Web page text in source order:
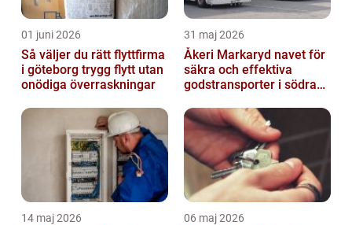
01 juni 2026
Så väljer du rätt flyttfirma
i göteborg trygg flytt utan
onödiga överraskningar
31 maj 2026
Åkeri Markaryd navet för
säkra och effektiva
godstransporter i södra
14 maj 2026 06 maj 2026